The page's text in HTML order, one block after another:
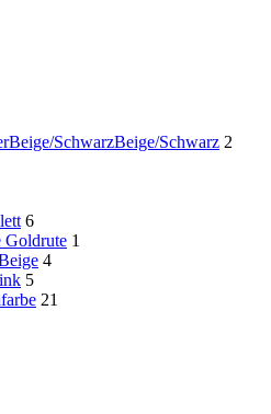
Beige/SchwarzBeige/Schwarz 2
6
Goldrute 1
4
5
21